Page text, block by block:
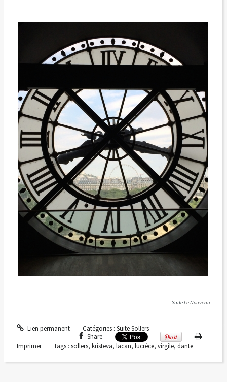
SuiteLe Nouveau
Lien permanent Catégories : Suite Sollers
Share
Imprimer
Tags :sollers,kristeva,lacan,lucrèce,virgile,dante